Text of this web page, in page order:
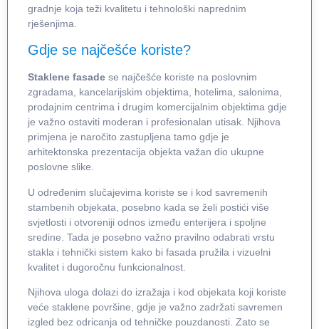
gradnje koja teži kvalitetu i tehnološki naprednim
rješenjima.
Gdje se najčešće koriste?
Staklene fasade se najčešće koriste na poslovnim
zgradama, kancelarijskim objektima, hotelima, salonima,
prodajnim centrima i drugim komercijalnim objektima gdje
je važno ostaviti moderan i profesionalan utisak. Njihova
primjena je naročito zastupljena tamo gdje je
arhitektonska prezentacija objekta važan dio ukupne
poslovne slike.
U određenim slučajevima koriste se i kod savremenih
stambenih objekata, posebno kada se želi postići više
svjetlosti i otvoreniji odnos između enterijera i spoljne
sredine. Tada je posebno važno pravilno odabrati vrstu
stakla i tehnički sistem kako bi fasada pružila i vizuelni
kvalitet i dugoročnu funkcionalnost.
Njihova uloga dolazi do izražaja i kod objekata koji koriste
veće staklene površine, gdje je važno zadržati savremen
izgled bez odricanja od tehničke pouzdanosti. Zato se